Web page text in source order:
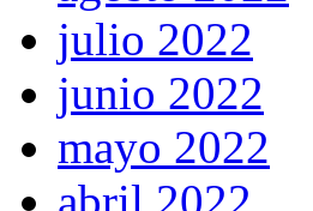
julio 2022
junio 2022
mayo 2022
abril 2022